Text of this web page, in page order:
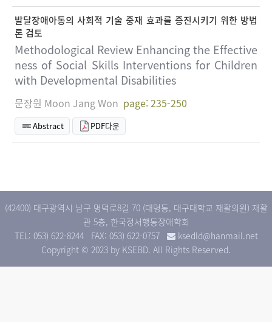
발달장애아동의 사회적 기술 중재 효과를 증진시키기 위한 방법
론 검토
Methodological Review Enhancing the Effective
ness of Social Skills Interventions for Children
with Developmental Disabilities
문장원 Moon Jang Won page: 235-250
Abstract PDF다운
(42400) 대구광역시 남구 명덕로8길 70 (대명동, 대구대학교 재활의원) 재활
관 5층, 한국정서행동장애학회
TEL: 053) 622-8244
FAX: 053) 622-0757
ksedld@hanmail.net
Copyright © 2023 by KSEBD. All Rights Reserved.